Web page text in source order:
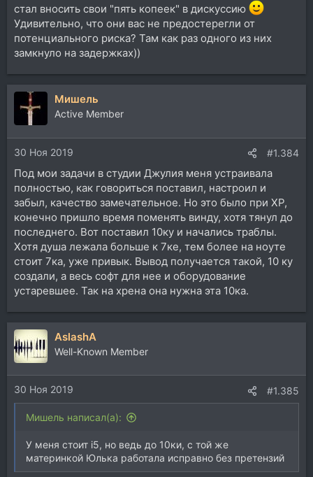
стал вносить свои "пять копеек" в дискуссию
Удивительно, что они вас не предостерегли от
потенциального риска? Там как раз одного из них
замкнуло на задержках))
Мишель
Active Member
30 Ноя 2019 #1.384
Под мои задачи в студии Джулия меня устраивала
полностью, как говориться поставил, настроил и
забыл, качество замечательное. Но это было при ХР,
конечно пришло время поменять винду, хотя тянул до
последнего. Вот поставил 10ку и начались траблы.
Хотя душа лежала больше к 7ке, тем более на ноуте
стоит 7ка, уже привык. Вывод получается такой, 10 ку
создали, а весь софт для нее и оборудование
устаревшее. Так на хрена она нужна эта 10ка.
AslashA
Well-Known Member
30 Ноя 2019 #1.385
Мишель написал(а):
У меня стоит i5, но ведь до 10ки, с той же
материнкой Юлька работала исправно без претензий